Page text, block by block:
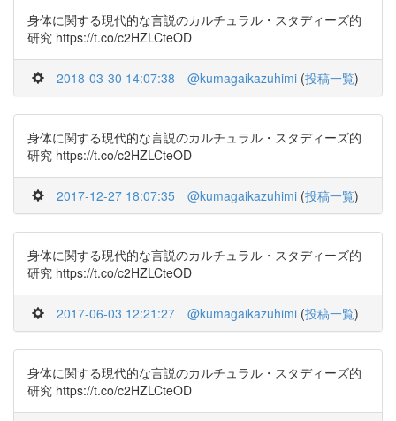
身体に関する現代的な言説のカルチュラル・スタディーズ的
研究 https://t.co/c2HZLCteOD
2018-03-30 14:07:38 @kumagaikazuhimi (投稿一覧)
身体に関する現代的な言説のカルチュラル・スタディーズ的
研究 https://t.co/c2HZLCteOD
2017-12-27 18:07:35 @kumagaikazuhimi (投稿一覧)
身体に関する現代的な言説のカルチュラル・スタディーズ的
研究 https://t.co/c2HZLCteOD
2017-06-03 12:21:27 @kumagaikazuhimi (投稿一覧)
身体に関する現代的な言説のカルチュラル・スタディーズ的
研究 https://t.co/c2HZLCteOD